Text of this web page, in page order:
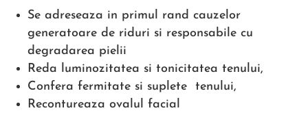
Se adreseaza in primul rand cauzelor
generatoare de riduri si responsabile cu
degradarea pielii
Reda luminozitatea si tonicitatea tenului,
Confera fermitate si suplete tenului,
Recontureaza ovalul facial